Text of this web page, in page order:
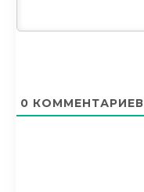
0 КОММЕНТАРИЕВ